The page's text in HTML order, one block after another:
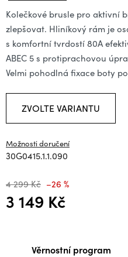
Kolečkové brusle pro aktivní
zlepšovat. Hliníkový rám je
s komfortní tvrdostí 80A
ABEC 5 s protiprachovou
Velmi pohodlná fixace boty
ZVOLTE VARIANTU
Možnosti doručení
30G0415.1.1.090
4 299 Kč –26 %
3 149 Kč
Věrnostní program